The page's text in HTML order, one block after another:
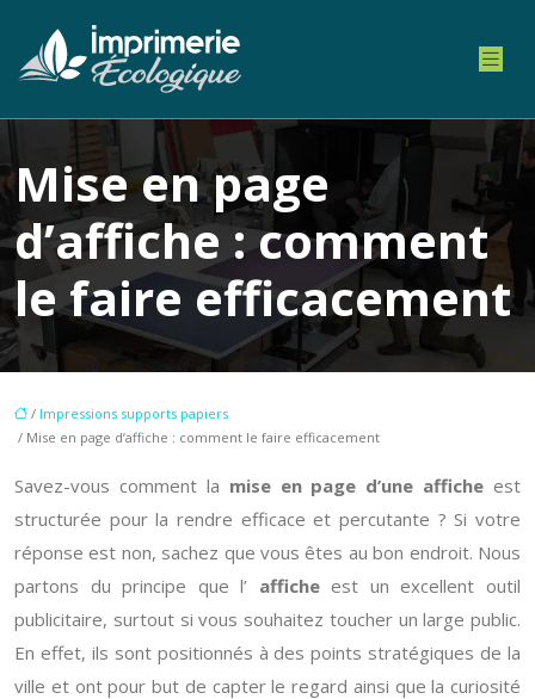
Mise en page
d’affiche : comment
le faire efficacement
/ Impressions supports papiers
/ Mise en page d’affiche : comment le faire efficacement
Savez-vous comment la mise en page d’une affiche est
structurée pour la rendre efficace et percutante ? Si votre
réponse est non, sachez que vous êtes au bon endroit. Nous
partons du principe que l’ afficheest un excellent outil
publicitaire, surtout si vous souhaitez toucher un large public.
En effet, ils sont positionnés à des points stratégiques de la
ville et ont pour but de capter le regard ainsi que la curiosité